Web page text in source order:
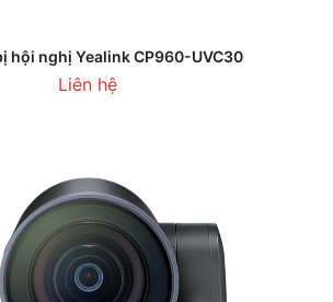
hội nghị Yealink CP960-UVC30
Liên hệ